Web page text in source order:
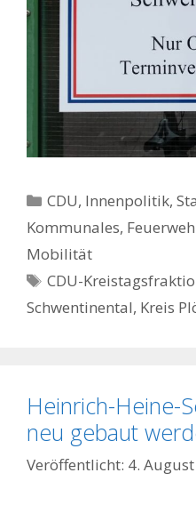
Kategorien
CDU, Innenpolitik,
Kommunales,
Mobilität
Schlagwörter
CDU-
Schwentinental, Kreis
Heinrich-Heine-
neu gebaut
4.